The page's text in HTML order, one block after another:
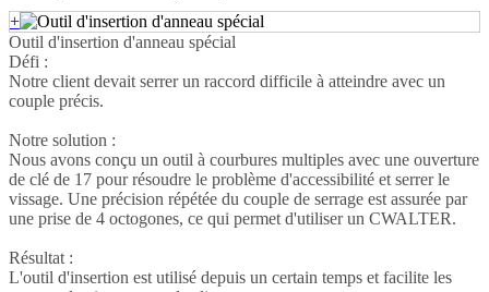
+
Outil d'insertion d'anneau spécial
Défi :
Notre client devait serrer un raccord difficile à atteindre avec un
couple précis.
Notre solution :
Nous avons conçu un outil à courbures multiples avec une ouverture
de clé de 17 pour résoudre le problème d'accessibilité et serrer le
vissage. Une précision répétée du couple de serrage est assurée par
une prise de 4 octogones, ce qui permet d'utiliser un CWALTER.
Résultat :
L'outil d'insertion est utilisé depuis un certain temps et facilite les